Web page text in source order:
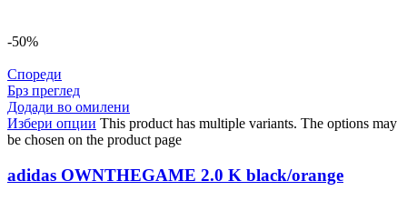
-50%
Спореди
Брз преглед
Додади во омилени
Избери опции This product has multiple variants. The options may
be chosen on the product page
adidas OWNTHEGAME 2.0 K black/orange